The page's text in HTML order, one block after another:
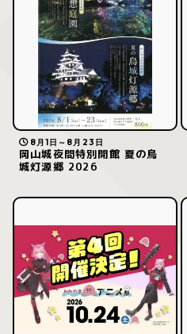
8月1日～8月23日
岡山城夜間特別開館 夏の烏
城灯源郷 2026